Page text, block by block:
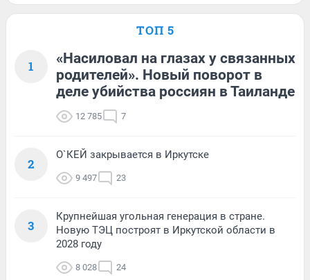
ТОП 5
1
«Насиловал на глазах у связанных
родителей». Новый поворот в
деле убийства россиян в Таиланде
12 785 7
2
О`КЕЙ закрывается в Иркутске
9 497 23
3
Крупнейшая угольная генерация в стране.
Новую ТЭЦ построят в Иркутской области в
2028 году
8 028 24